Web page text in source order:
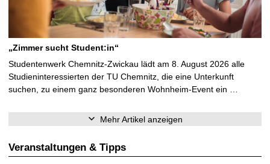
„Zimmer sucht Student:in“
Studentenwerk Chemnitz-Zwickau lädt am 8. August 2026 alle
Studieninteressierten der TU Chemnitz, die eine Unterkunft
suchen, zu einem ganz besonderen Wohnheim-Event ein …
Mehr Artikel anzeigen
Veranstaltungen & Tipps